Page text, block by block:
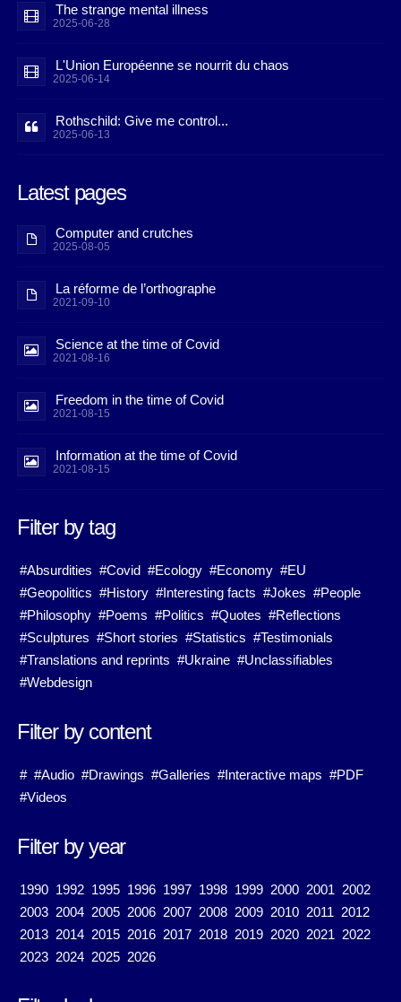
The strange mental illness
2025-06-28
L'Union Européenne se nourrit du chaos
2025-06-14
Rothschild: Give me control...
2025-06-13
Latest pages
Computer and crutches
2025-08-05
La réforme de l’orthographe
2021-09-10
Science at the time of Covid
2021-08-16
Freedom in the time of Covid
2021-08-15
Information at the time of Covid
2021-08-15
Filter by tag
#Absurdities #Covid #Ecology #Economy #EU
#Geopolitics #History #Interesting facts #Jokes #People
#Philosophy #Poems #Politics #Quotes #Reflections
#Sculptures #Short stories #Statistics #Testimonials
#Translations and reprints #Ukraine #Unclassifiables
#Webdesign
Filter by content
# #Audio #Drawings #Galleries #Interactive maps #PDF
#Videos
Filter by year
1990 1992 1995 1996 1997 1998 1999 2000 2001 2002
2003 2004 2005 2006 2007 2008 2009 2010 2011 2012
2013 2014 2015 2016 2017 2018 2019 2020 2021 2022
2023 2024 2025 2026